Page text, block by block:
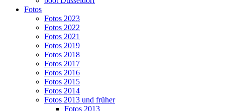
Fotos
Fotos 2023
Fotos 2022
Fotos 2021
Fotos 2019
Fotos 2018
Fotos 2017
Fotos 2016
Fotos 2015
Fotos 2014
Fotos 2013 und früher
Fotos 2013